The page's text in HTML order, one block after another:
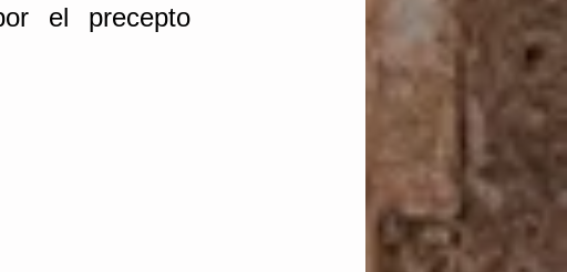
el precepto